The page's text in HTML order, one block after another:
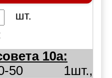
шт.
10а:
1шт.,
50